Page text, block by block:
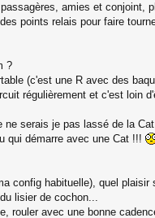
amies et conjoint,
points relais pour faire
?
(c'est une R avec des
régulièrement et c'est loin
ne serais je pas lassé de la
qui démarre avec une Cat !!!
config habituelle), quel plaisir
lisier de cochon...
rouler avec une bonne